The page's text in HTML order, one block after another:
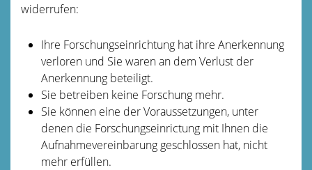
widerrufen:
Ihre Forschungseinrichtung hat ihre Anerkennung
verloren und Sie waren an dem Verlust der
Anerkennung beteiligt.
Sie betreiben keine Forschung mehr.
Sie können eine der Voraussetzungen, unter
denen die Forschungseinrictung mit Ihnen die
Aufnahmevereinbarung geschlossen hat, nicht
mehr erfüllen.